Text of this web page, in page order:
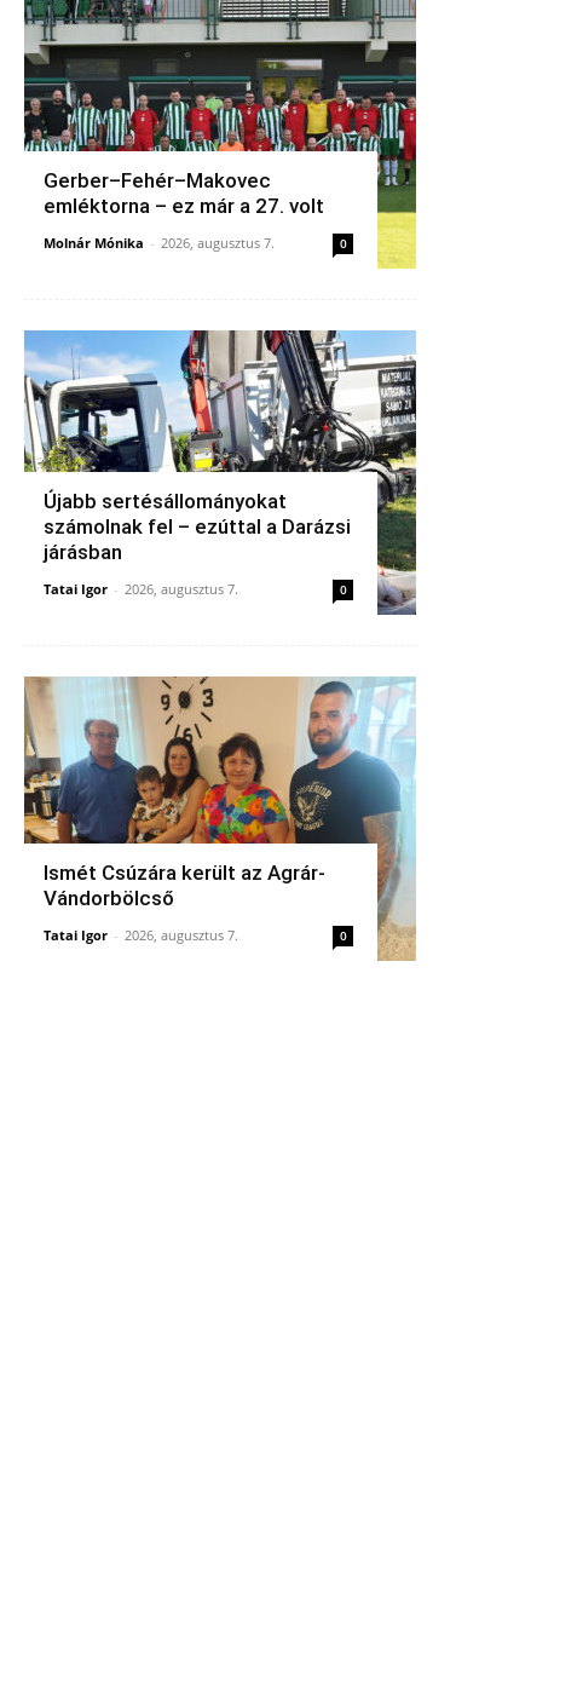
Gerber–Fehér–Makovec
emléktorna – ez már a 27. volt
Molnár Mónika - 2026, augusztus 7. 0
Újabb sertésállományokat
számolnak fel – ezúttal a Darázsi
járásban
Tatai Igor - 2026, augusztus 7. 0
Ismét Csúzára került az Agrár-
Vándorbölcső
Tatai Igor - 2026, augusztus 7. 0